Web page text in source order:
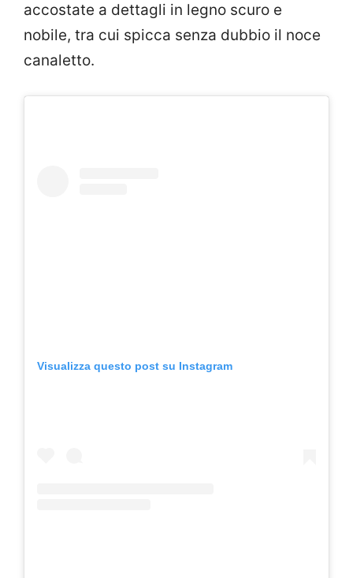
accostate a dettagli in legno scuro e
nobile, tra cui spicca senza dubbio il noce
canaletto.
Visualizza questo post su Instagram